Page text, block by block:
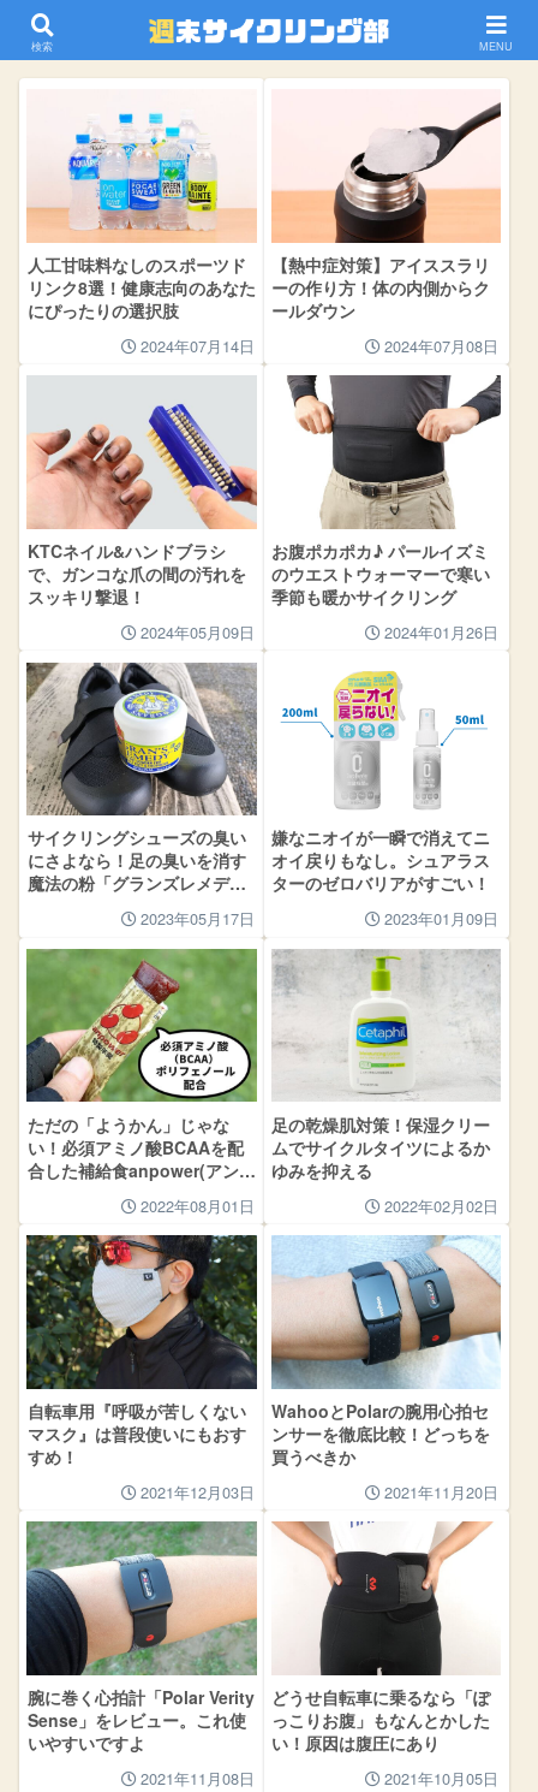
体の管理
人工甘味料なしのスポーツド
リンク8選！健康志向のあなた
にぴったりの選択肢
2024年07月14日
【熱中症対策】アイススラリ
ーの作り方！体の内側からク
ールダウン
2024年07月08日
KTCネイル&ハンドブラシ
で、ガンコな爪の間の汚れを
スッキリ撃退！
2024年05月09日
お腹ポカポカ♪ パールイズミ
のウエストウォーマーで寒い
季節も暖かサイクリング
2024年01月26日
サイクリングシューズの臭い
にさよなら！足の臭いを消す
魔法の粉「グランズレメデ
2023年05月17日
嫌なニオイが一瞬で消えてニ
オイ戻りもなし。シュアラス
ターのゼロバリアがすごい！
2023年01月09日
ただの「ようかん」じゃな
い！必須アミノ酸BCAAを配
合した補給食anpower(アンパ
2022年08月01日
足の乾燥肌対策！保湿クリー
ムでサイクルタイツによるか
ゆみを抑える
2022年02月02日
自転車用『呼吸が苦しくない
マスク』は普段使いにもおす
すめ！
2021年12月03日
WahooとPolarの腕用心拍セ
ンサーを徹底比較！どっちを
買うべきか
2021年11月20日
腕に巻く心拍計「Polar Verity
Sense」をレビュー。これ使
いやすいですよ
2021年11月08日
どうせ自転車に乗るなら「ぽ
っこりお腹」もなんとかした
い！原因は腹圧にあり
2021年10月05日
検索 MENU